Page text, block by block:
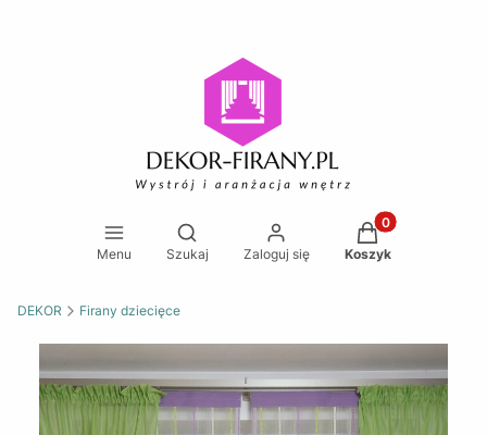
Menu
Otwórz wyszukiwarkę
Szukaj Zaloguj się
Produkty w
Koszyk
DEKOR Firany dziecięce